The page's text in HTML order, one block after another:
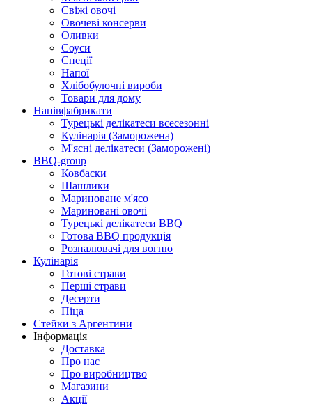
Свіжі овочі
Овочеві консерви
Оливки
Соуси
Спеції
Напої
Хлібобулочні вироби
Товари для дому
Напівфабрикати
Турецькі делікатеси всесезонні
Кулінарія (Заморожена)
М'ясні делікатеси (Заморожені)
BBQ-group
Ковбаски
Шашлики
Мариноване м'ясо
Мариновані овочі
Турецькі делікатеси BBQ
Готова BBQ продукція
Розпалювачі для вогню
Кулінарія
Готові страви
Перші страви
Десерти
Піца
Стейки з Аргентини
Інформація
Доставка
Про нас
Про виробництво
Магазини
Акції